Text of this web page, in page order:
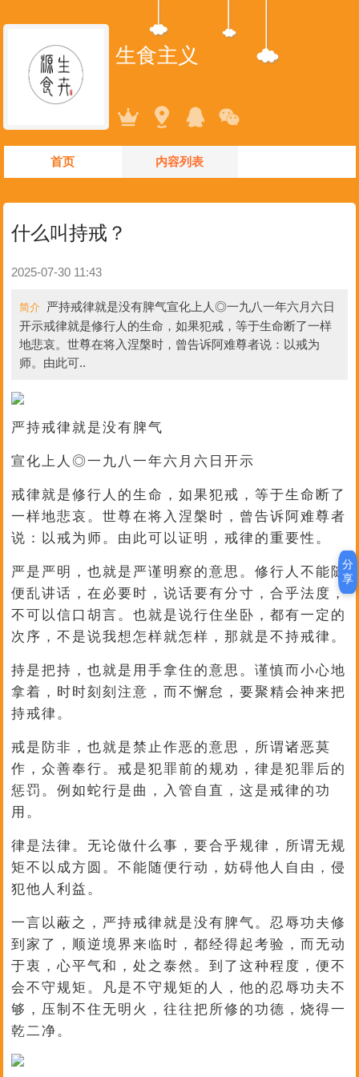
生食主义
首页 内容列表
什么叫持戒？
2025-07-30 11:43
简介 严持戒律就是没有脾气宣化上人◎一九八一年六月六日
开示戒律就是修行人的生命，如果犯戒，等于生命断了一样
地悲哀。世尊在将入涅槃时，曾告诉阿难尊者说：以戒为
师。由此可..
严持戒律就是没有脾气
宣化上人◎一九八一年六月六日开示
戒律就是修行人的生命，如果犯戒，等于生命断了
一样地悲哀。世尊在将入涅槃时，曾告诉阿难尊者
说：以戒为师。由此可以证明，戒律的重要性。
严是严明，也就是严谨明察的意思。修行人不能随
便乱讲话，在必要时，说话要有分寸，合乎法度，
不可以信口胡言。也就是说行住坐卧，都有一定的
次序，不是说我想怎样就怎样，那就是不持戒律。
持是把持，也就是用手拿住的意思。谨慎而小心地
拿着，时时刻刻注意，而不懈怠，要聚精会神来把
持戒律。
戒是防非，也就是禁止作恶的意思，所谓诸恶莫
作，众善奉行。戒是犯罪前的规劝，律是犯罪后的
惩罚。例如蛇行是曲，入管自直，这是戒律的功
用。
律是法律。无论做什么事，要合乎规律，所谓无规
矩不以成方圆。不能随便行动，妨碍他人自由，侵
犯他人利益。
一言以蔽之，严持戒律就是没有脾气。忍辱功夫修
到家了，顺逆境界来临时，都经得起考验，而无动
于衷，心平气和，处之泰然。到了这种程度，便不
会不守规矩。凡是不守规矩的人，他的忍辱功夫不
够，压制不住无明火，往往把所修的功德，烧得一
乾二净。
分
享